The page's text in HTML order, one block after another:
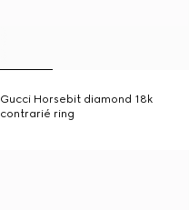
Gucci Horsebit diamond 18k
contrarié ring